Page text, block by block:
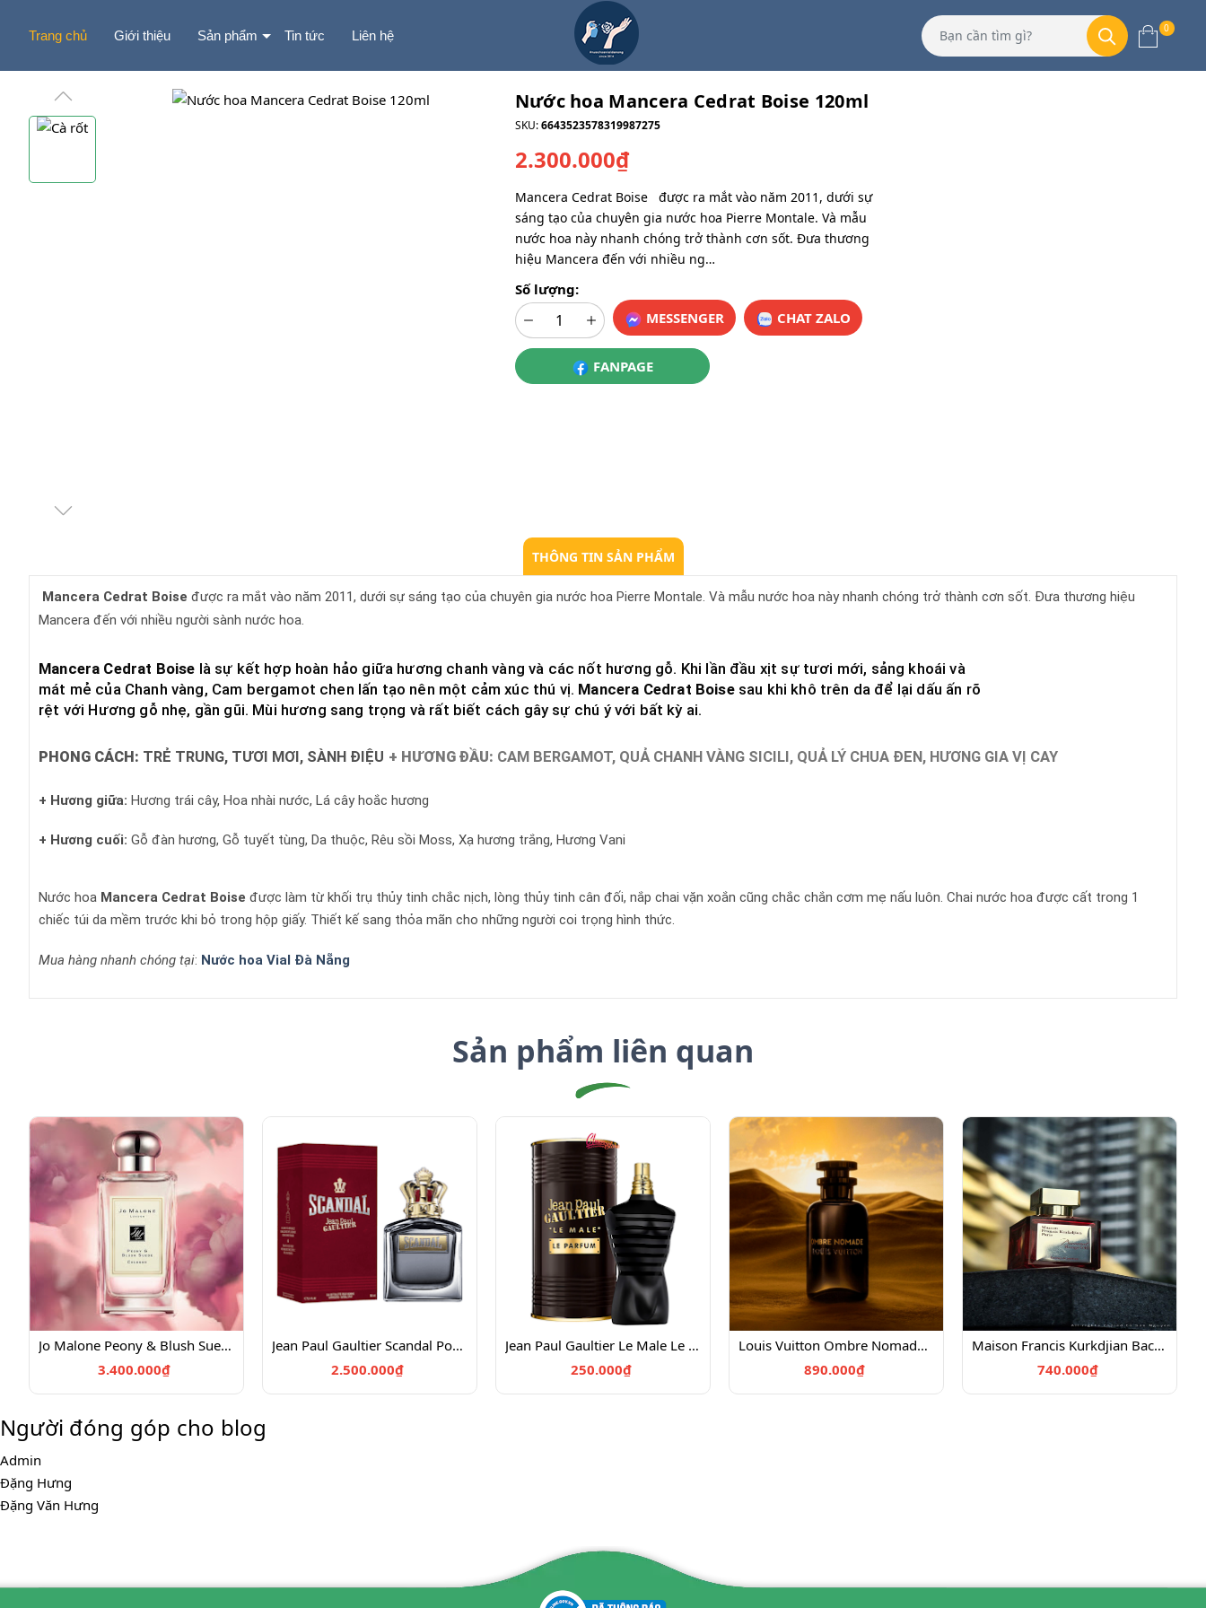
Trang chủ Giới thiệu Sản phẩm Tin tức Liên hệ 0
Nước hoa Mancera Cedrat Boise 120ml
SKU:6643523578319987275
2.300.000₫
Mancera Cedrat Boise được ra mắt vào năm 2011, dưới sự
sáng tạo của chuyên gia nước hoa Pierre Montale. Và mẫu
nước hoa này nhanh chóng trở thành cơn sốt. Đưa thương
hiệu Mancera đến với nhiều ng…
Số lượng:
MESSENGER
CHAT ZALO
FANPAGE
THÔNG TIN SẢN PHẨM
Mancera Cedrat Boise được ra mắt vào năm 2011, dưới sự sáng tạo của chuyên gia nước hoa Pierre Montale. Và mẫu nước hoa này nhanh chóng trở thành cơn sốt. Đưa thương hiệu
Mancera đến với nhiều người sành nước hoa.
Mancera Cedrat Boise là sự kết hợp hoàn hảo giữa hương chanh vàng và các nốt hương gỗ. Khi lần đầu xịt sự tươi mới, sảng khoái và
mát mẻ của Chanh vàng, Cam bergamot chen lấn tạo nên một cảm xúc thú vị. Mancera Cedrat Boise sau khi khô trên da để lại dấu ấn rõ
rệt với Hương gỗ nhẹ, gần gũi. Mùi hương sang trọng và rất biết cách gây sự chú ý với bất kỳ ai.
PHONG CÁCH: TRẺ TRUNG, TƯƠI MƠI, SÀNH ĐIỆU + HƯƠNG ĐẦU: CAM BERGAMOT, QUẢ CHANH VÀNG SICILI, QUẢ LÝ CHUA ĐEN, HƯƠNG GIA VỊ CAY
+ Hương giữa: Hương trái cây, Hoa nhài nước, Lá cây hoắc hương
+ Hương cuối: Gỗ đàn hương, Gỗ tuyết tùng, Da thuộc, Rêu sồi Moss, Xạ hương trắng, Hương Vani
Nước hoa Mancera Cedrat Boise được làm từ khối trụ thủy tinh chắc nịch, lòng thủy tinh cân đối, nắp chai vặn xoắn cũng chắc chắn cơm mẹ nấu luôn. Chai nước hoa được cất trong 1
chiếc túi da mềm trước khi bỏ trong hộp giấy. Thiết kế sang thỏa mãn cho những người coi trọng hình thức.
Mua hàng nhanh chóng tại: Nước hoa Vial Đà Nẵng
Sản phẩm liên quan
Jo Malone Peony & Blush Suede Cologne (100ml)
3.400.000₫
Jean Paul Gaultier Scandal Pour Homme EDT 100
2.500.000₫
Jean Paul Gaultier Le Male Le Parfum Chiết 10ml
250.000₫
Louis Vuitton Ombre Nomade Chiết 10ml
890.000₫
Maison Francis Kurkdjian Baccarat Rouge 540 Chiết 10ml
740.000₫
Người đóng góp cho blog
Admin
Đặng Hưng
Đặng Văn Hưng